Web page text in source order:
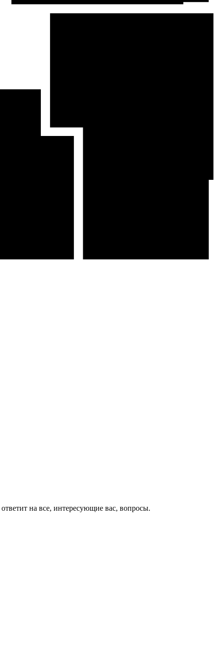
на все, интересующие вас, вопросы.